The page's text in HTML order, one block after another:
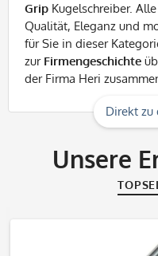
Grip Kugelschreiber.
Qualität, Eleganz und
für Sie in dieser
zur Firmengeschichte
der Firma Heri
Direkt zu
Unsere